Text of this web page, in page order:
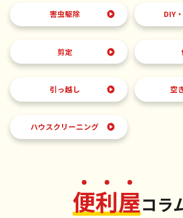
害虫駆除 DIY
剪定
引っ越し 空
ハウスクリーニング
便利屋コラ